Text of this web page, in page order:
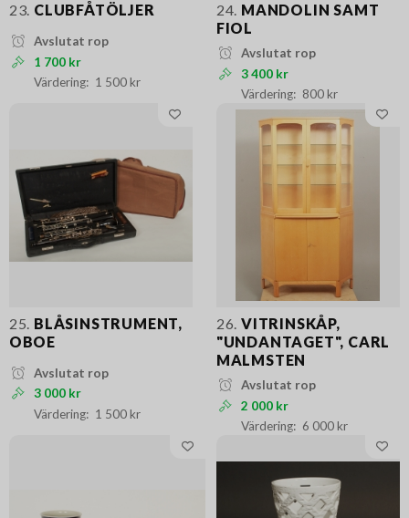
23. CLUBFÅTÖLJER
Avslutat rop
1 700 kr
1 500 kr
24. MANDOLIN SAMT
FIOL
Avslutat rop
3 400 kr
800 kr
25. BLÅSINSTRUMENT,
OBOE
Avslutat rop
3 000 kr
1 500 kr
26. VITRINSKÅP,
"UNDANTAGET", CARL
MALMSTEN
Avslutat rop
2 000 kr
6 000 kr